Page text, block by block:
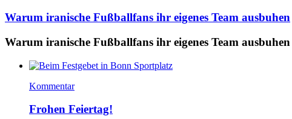
Warum iranische Fußballfans ihr eigenes Team ausbuhen
Warum iranische Fußballfans ihr eigenes Team ausbuhen
Kommentar
Frohen Feiertag!